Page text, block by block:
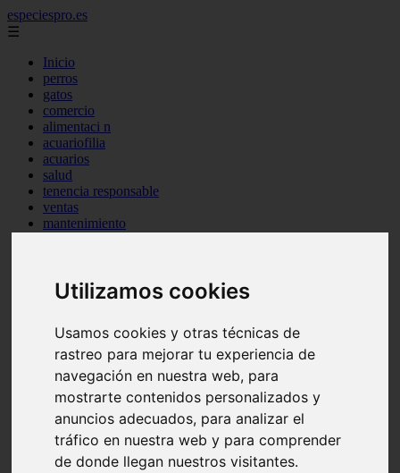
Utilizamos cookies
Usamos cookies y otras técnicas de
rastreo para mejorar tu experiencia de
navegación en nuestra web, para
mostrarte contenidos personalizados y
anuncios adecuados, para analizar el
tráfico en nuestra web y para comprender
de donde llegan nuestros visitantes.
especiespro.es
☰
Inicio
perros
gatos
comercio
alimentaci n
acuariofilia
acuarios
salud
tenencia responsable
ventas
mantenimiento
peque os mam feros
verano
peluquer a
accesorios
peluquer a canina
complementos
consejos
comportamiento
protagonistas
reptiles
abandono